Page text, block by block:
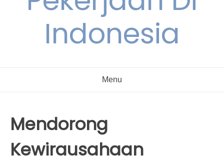
Indonesia
Menu
Mendorong
Kewirausahaan